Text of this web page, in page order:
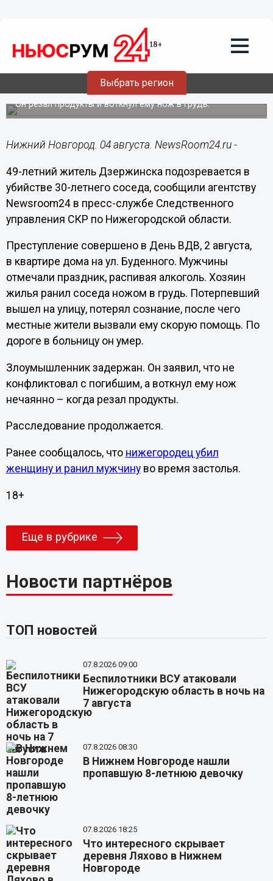
Выбрать регион
04.08.201613:21
Житель Дзержинска случайно зарезал
соседа в День ВДВ
Он резал продукты и воткнул ему нож в грудь.
Нижний Новгород. 04 августа. NewsRoom24.ru -
49-летний житель Дзержинска подозревается в
убийстве 30-летнего соседа, сообщили агентству
Newsroom24 в пресс-службе Следственного
управления СКР по Нижегородской области.
Преступление совершено в День ВДВ, 2 августа,
в квартире дома на ул. Буденного. Мужчины
отмечали праздник, распивая алкоголь. Хозяин
жилья ранил соседа ножом в грудь. Потерпевший
вышел на улицу, потерял сознание, после чего
местные жители вызвали ему скорую помощь. По
дороге в больницу он умер.
Злоумышленник задержан. Он заявил, что не
конфликтовал с погибшим, а воткнул ему нож
нечаянно – когда резал продукты.
Расследование продолжается.
Ранее сообщалось, что нижегородец убил
женщину и ранил мужчинуво время застолья.
18+
Еще в рубрике
Новости партнёров
ТОП новостей
07.8.2026 09:00
Беспилотники ВСУ атаковали
Нижегородскую область в ночь на
7 августа
07.8.2026 08:30
В Нижнем Новгороде нашли
пропавшую 8-летнюю девочку
07.8.2026 18:25
Что интересного скрывает
деревня Ляхово в Нижнем
Новгороде